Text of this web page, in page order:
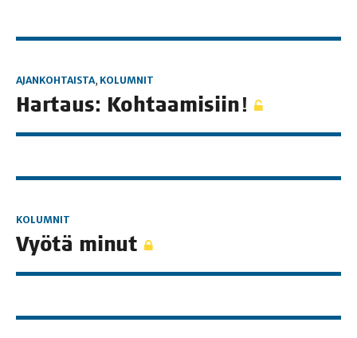
AJANKOHTAISTA, KOLUMNIT
Har­taus: Kohtaamisiin!
KOLUMNIT
Vyö­tä minut